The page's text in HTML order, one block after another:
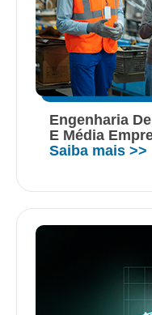
Engenharia
E Média
Saiba mais >>